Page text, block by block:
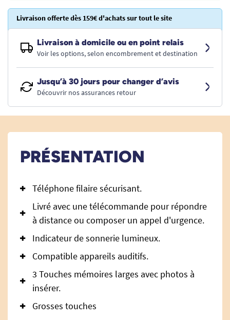
Livraison offerte dès 159€ d'achats sur tout le site
Livraison à domicile ou en point relais
Voir les options, selon encombrement et destination
Jusqu’à 30 jours pour changer d’avis
Découvrir nos assurances retour
PRÉSENTATION
Téléphone filaire sécurisant.
Livré avec une télécommande pour répondre
à distance ou composer un appel d'urgence.
Indicateur de sonnerie lumineux.
Compatible appareils auditifs.
3 Touches mémoires larges avec photos à
insérer.
Grosses touches